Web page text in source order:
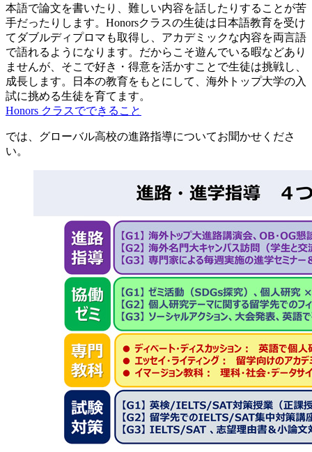
本語で論文を書いたり、難しい内容を話したりすることが苦
手だったりします。Honorsクラスの生徒は日本語教育を受け
てダブルディプロマも取得し、アカデミックな内容を両言語
で語れるようになります。だからこそ遊んでいる暇などあり
ませんが、そこで好き・得意を活かすことで生徒は挑戦し、
成長します。日本の教育をもとにして、海外トップ大学の入
試に挑める生徒を育てます。
Honors クラスでできること
では、グローバル高校の進路指導についてお聞かせくださ
い。